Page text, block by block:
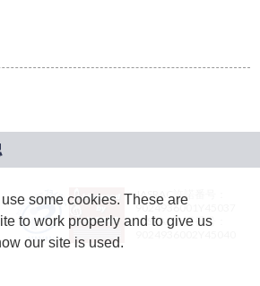
JASRAC許諾番号：
9024936001Y45037
JASRAC許諾番号：
some cookies. These are
to work properly and to give us
our site is used.